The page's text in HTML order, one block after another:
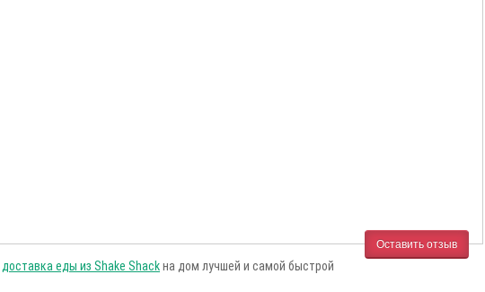
Оставить отзыв
доставка еды из Shake Shackна дом лучшей и самой быстрой